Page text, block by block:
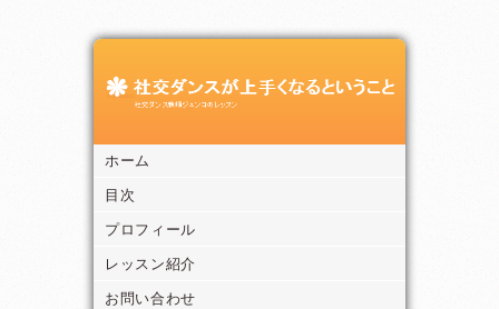
ホーム
目次
プロフィール
レッスン紹介
お問い合わせ